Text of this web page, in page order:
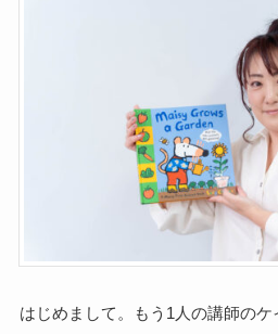
はじめまして。もう1人の講師のケ